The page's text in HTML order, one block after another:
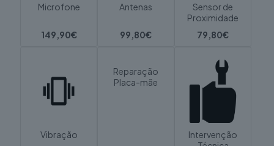
Microfone
149,90€
Antenas
99,80€
Sensor de
Proximidade
79,80€
Vibração
Reparação
Placa-mãe
Intervenção